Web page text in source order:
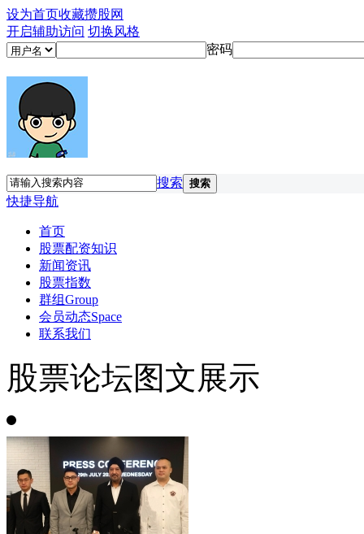
设为首页收藏攒股网
开启辅助访问 切换风格
密码
搜索 搜索
快捷导航
首页
股票配资知识
新闻资讯
股票指数
群组Group
会员动态Space
联系我们
股票论坛图文展示